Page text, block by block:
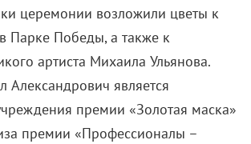
церемонии возложили цветы к
Парке Победы, а также к
артиста Михаила Ульянова.
является
премии «Золотая маска»
премии «Профессионалы –